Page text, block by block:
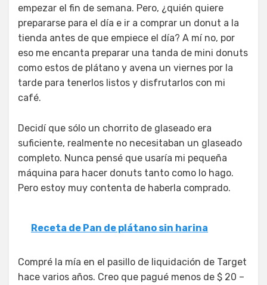
empezar el fin de semana. Pero, ¿quién quiere
prepararse para el día e ir a comprar un donut a la
tienda antes de que empiece el día? A mí no, por
eso me encanta preparar una tanda de mini donuts
como estos de plátano y avena un viernes por la
tarde para tenerlos listos y disfrutarlos con mi
café.
Decidí que sólo un chorrito de glaseado era
suficiente, realmente no necesitaban un glaseado
completo. Nunca pensé que usaría mi pequeña
máquina para hacer donuts tanto como lo hago.
Pero estoy muy contenta de haberla comprado.
Receta de Pan de plátano sin harina
Compré la mía en el pasillo de liquidación de Target
hace varios años. Creo que pagué menos de $ 20 –